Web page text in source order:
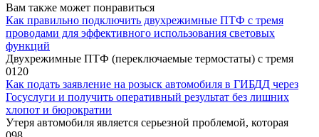
Вам также может понравиться
Как правильно подключить двухрежимные ПТФ с тремя
проводами для эффективного использования световых
функций
Двухрежимные ПТФ (переключаемые термостаты) с тремя
0120
Как подать заявление на розыск автомобиля в ГИБДД через
Госуслуги и получить оперативный результат без лишних
хлопот и бюрократии
Утеря автомобиля является серьезной проблемой, которая